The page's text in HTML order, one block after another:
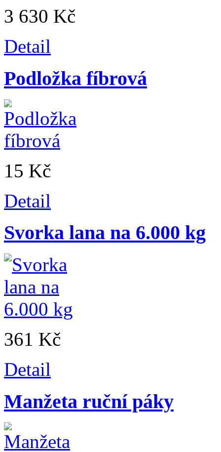
3 630 Kč
Detail
Podložka fíbrová
15 Kč
Detail
Svorka lana na 6.000 kg
361 Kč
Detail
Manžeta ruční páky